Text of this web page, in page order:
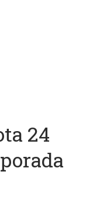
24